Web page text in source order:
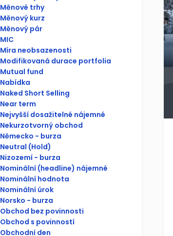
Měnové trhy
Měnový kurz
Měnový pár
MIC
Míra neobsazenosti
Modifikovaná durace portfolia
Mutual fund
Nabídka
Naked Short Selling
Near term
Nejvyšší dosažitelné nájemné
Nekurzotvorný obchod
Německo - burza
Neutral (Hold)
Nizozemí - burza
Nominální (headline) nájemné
Nominální hodnota
Nominální úrok
Norsko - burza
Obchod bez povinnosti
Obchod s povinností
Obchodní den